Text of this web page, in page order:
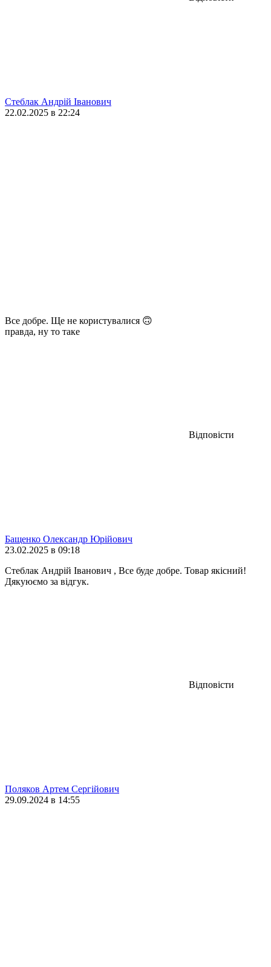
Стеблак Андрій Іванович
22.02.2025 в 22:24
Все добре. Ще не користувалися 🙃
правда, ну то таке
Відповісти
Бащенко Олександр Юрійович
23.02.2025 в 09:18
Стеблак Андрій Іванович , Все буде добре. Товар якісний!
Дякуюємо за відгук.
Відповісти
Поляков Артем Сергійович
29.09.2024 в 14:55